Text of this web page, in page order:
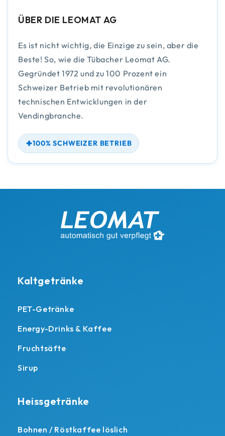
ÜBER DIE LEOMAT AG
Es ist nicht wichtig, die Einzige zu sein, aber die
Beste! So, wie die Tübacher Leomat AG.
Gegründet 1972 und zu 100 Prozent ein
Schweizer Betrieb mit revolutionären
technischen Entwicklungen in der
Vendingbranche.
100% SCHWEIZER BETRIEB
Kaltgetränke
PET-Getränke
Energy-Drinks & Kaffee
Fruchtsäfte
Sirup
Heissgetränke
Bohnen / Röstkaffee löslich